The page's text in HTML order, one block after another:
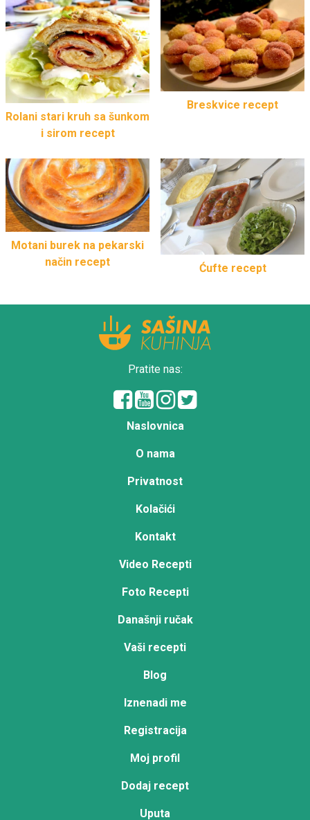
Rolani stari kruh sa šunkom
i sirom recept
Breskvice recept
Motani burek na pekarski
način recept
Ćufte recept
Pratite nas:
Naslovnica
O nama
Privatnost
Kolačići
Kontakt
Video Recepti
Foto Recepti
Današnji ručak
Vaši recepti
Blog
Iznenadi me
Registracija
Moj profil
Dodaj recept
Uputa